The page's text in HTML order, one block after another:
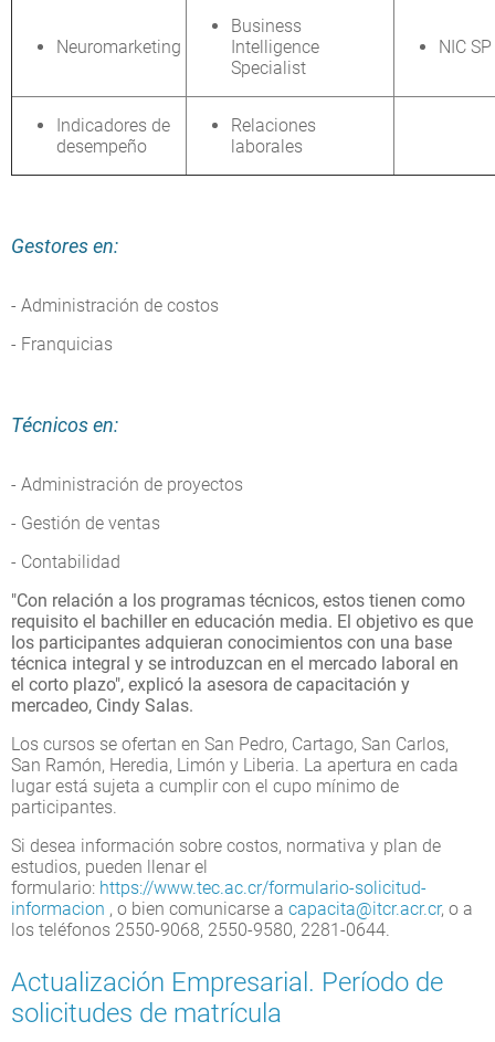
Neuromarketing
Business
Intelligence
Specialist
NIC SP
Indicadores de
desempeño
Relaciones
laborales
Gestores en:
- Administración de costos
- Franquicias
Técnicos en:
- Administración de proyectos
- Gestión de ventas
- Contabilidad
"Con relación a los programas técnicos, estos tienen como
requisito el bachiller en educación media. El objetivo es que
los participantes adquieran conocimientos con una base
técnica integral y se introduzcan en el mercado laboral en
el corto plazo", explicó la asesora de capacitación y
mercadeo, Cindy Salas.
Los cursos se ofertan en San Pedro, Cartago, San Carlos,
San Ramón, Heredia, Limón y Liberia. La apertura en cada
lugar está sujeta a cumplir con el cupo mínimo de
participantes.
Si desea información sobre costos, normativa y plan de
estudios, pueden llenar el
formulario: https://www.tec.ac.cr/formulario-solicitud-
informacion , o bien comunicarse a capacita@itcr.acr.cr, o a
los teléfonos 2550-9068, 2550-9580, 2281-0644.
Actualización Empresarial. Período de
solicitudes de matrícula